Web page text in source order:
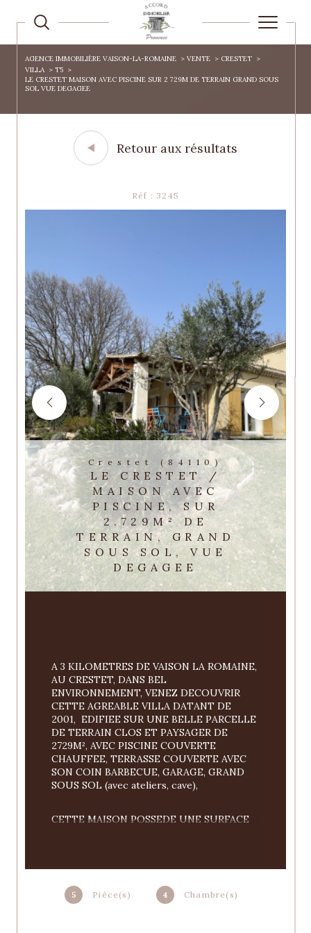
AGENCE IMMOBILIÈRE VAISON-LA-ROMAINE VENTE
CRESTET
VILLA
T5
LE CRESTET MAISON AVEC PISCINE SUR 2 729M DE TERRAIN GRAND SOUS
SOL VUE DEGAGEE
Retour aux résultats
Réf : 3245
Crestet (84110)
LE CRESTET /
MAISON AVEC
PISCINE, SUR
2.729M² DE
TERRAIN, GRAND
SOUS SOL, VUE
DEGAGEE
5 Pièce(s) 4 Chambre(s)
A 3 KILOMETRES DE VAISON LA ROMAINE,
AU CRESTET, DANS BEL
ENVIRONNEMENT, VENEZ DECOUVRIR
CETTE AGREABLE VILLA DATANT DE
2001,  EDIFIEE SUR UNE BELLE PARCELLE
DE TERRAIN CLOS ET PAYSAGER DE
2729M², AVEC PISCINE COUVERTE
CHAUFFEE, TERRASSE COUVERTE AVEC
SON COIN BARBECUE, GARAGE, GRAND
SOUS SOL (avec ateliers, cave),
CETTE MAISON POSSEDE UNE SURFACE
REZ DE CHAUSSEE : HALL D'ENTREE,
climatisation réversible), CUISINE SEMI
EQUIPEE DE 12M², CHAMBRE, SALLE DE